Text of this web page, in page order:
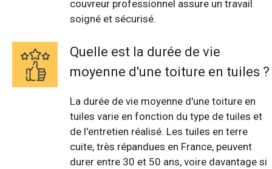
couvreur professionnel assure un travail
soigné et sécurisé.
Quelle est la durée de vie
moyenne d'une toiture en tuiles ?
La durée de vie moyenne d'une toiture en
tuiles varie en fonction du type de tuiles et
de l'entretien réalisé. Les tuiles en terre
cuite, très répandues en France, peuvent
durer entre 30 et 50 ans, voire davantage si